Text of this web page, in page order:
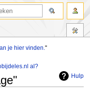
je hier vinden."
al?
Hulp